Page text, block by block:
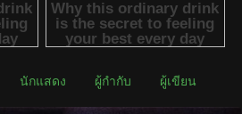
นักแสดง ผู้กำกับ ผู้เขียน